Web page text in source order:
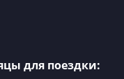
для поездки: